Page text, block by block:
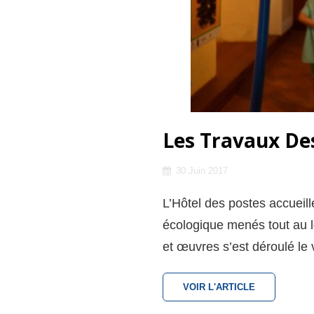
Les Travaux
Posted
30 Juin 2017
L’Hôtel des postes
écologique menés tout au
et œuvres s’est déroulé le
VOIR L'ARTICLE
TRAVAUX